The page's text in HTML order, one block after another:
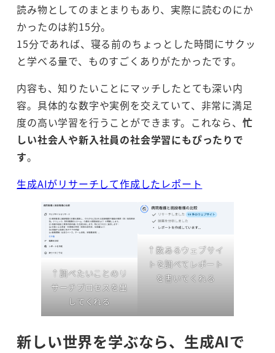
読み物としてのまとまりもあり、実際に読むのにか
かったのは約15分。
15分であれば、寝る前のちょっとした時間にサクッ
と学べる量で、ものすごくありがたかったです。
内容も、知りたいことにマッチしたとても深い内
容。具体的な数字や実例を交えていて、非常に満足
度の高い学習を行うことができます。これなら、 忙
しい社会人や新入社員の社会学習にもぴったりで
す。
生成AIがリサーチして作成したレポート
↑調べたいことのリ
サーチプロセスを出
してくれる
↑数あるウェブサイ
トを調べてレポート
を書いてくれる
新しい世界を学ぶなら、生成AIで